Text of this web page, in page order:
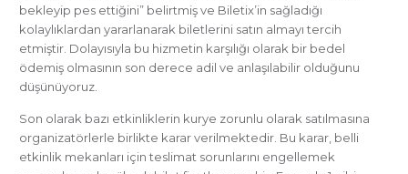
bekleyip pes ettiğini” belirtmiş ve Biletix’in sağladığı
kolaylıklardan yararlanarak biletlerini satın almayı tercih
etmiştir. Dolayısıyla bu hizmetin karşılığı olarak bir bedel
ödemiş olmasının son derece adil ve anlaşılabilir olduğunu
düşünüyoruz.
Son olarak bazı etkinliklerin kurye zorunlu olarak satılmasına
organizatörlerle birlikte karar verilmektedir. Bu karar, belli
etkinlik mekanları için teslimat sorunlarını engellemek